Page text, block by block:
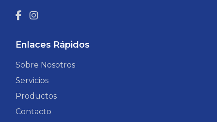
Enlaces Rápidos
Sobre Nosotros
Servicios
Productos
Contacto